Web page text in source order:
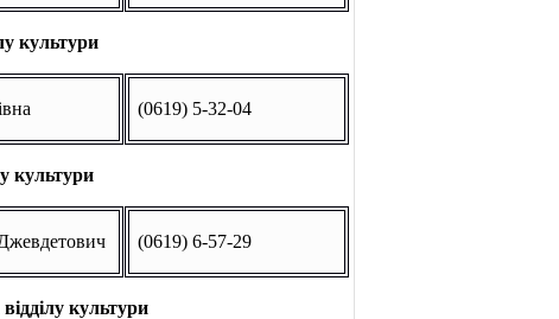
культури
(0619) 5-32-04
культури
(0619) 6-57-29
культури